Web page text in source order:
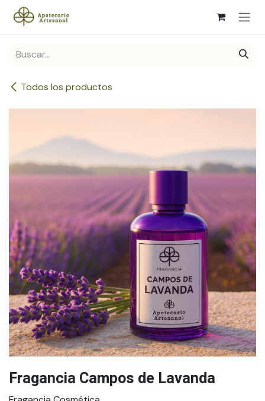
Ir al contenido
Todos los productos
Fragancia Campos de Lavanda